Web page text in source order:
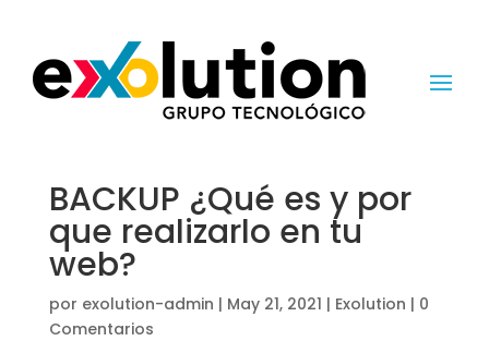
BACKUP ¿Qué es y por
que realizarlo en tu
web?
por exolution-admin | May 21, 2021 | Exolution | 0
Comentarios